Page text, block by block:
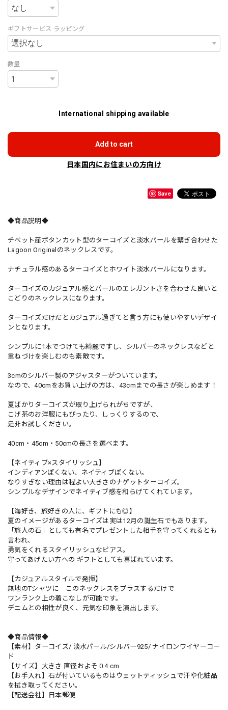
ギフトサービス ラッピング
数量
International shipping available
Add to cart
日本国内にお住まいの方向け
Save
◆商品説明◆
チベット産ボタンカット型のターコイズと淡水パールを繋ぎ合わせた
Lagoon Originalのネックレスです。
ナチュラル感のあるターコイズとホワイト淡水パールになります。
ターコイズのカジュアル感とパールのエレガントさを合わせた良いと
こどりのネックレスになります。
ターコイズだけだとカジュアル過ぎてと言う方にも使いやすいデザイ
ンとなります。
シンプルに1本でつけても綺麗ですし、シルバーのネックレスなどと
重ねづけを楽しむのも素敵です。
3cmのシルバー製のアジャスターがついています。
なので、40cmをお買い上げの方は、43cmまでの長さが楽しめます！
夏ばかりターコイズが取り上げられがちですが、
こげ茶のお洋服にもぴったり、しっくりするので、
是非お試しください。
40cm・45cm・50cmの長さを選べます。
【ネイティブ×スタイリッシュ】
インディアンぽくない、ネイティブぽくない。
なりすぎない理由は程よい大きさのナゲットターコイズ。
シンプルなデザインでネイティブ感を和らげてくれています。
【海好き、旅好きの人に、ギフトにも◎】
夏のイメージがあるターコイズは実は12月の誕生石でもあります。
「旅人の石」としても有名でプレゼントした相手を守ってくれるとも
言われ、
勇気をくれるスタイリッシュなピアス。
守ってあげたい方への ギフトとしても喜ばれています。
【カジュアルスタイルで発揮】
無地のTシャツに このネックレスをプラスするだけで
ワンランク上の着こなしが可能です。
デニムとの相性が良く、元気な印象を演出します。
◆商品情報◆
【素材】ターコイズ/ 淡水パール/シルバー925/ ナイロンワイヤーコー
ド
【サイズ】大きさ 直径およそ 0.4 cm
【お手入れ】石が付いているものはウェットティッシュで汗や化粧品
を拭き取ってください。
【配送会社】日本郵便